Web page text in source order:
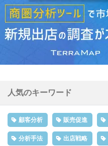
人気のキーワード
顧客分析 販売促進
分析手法 出店戦略